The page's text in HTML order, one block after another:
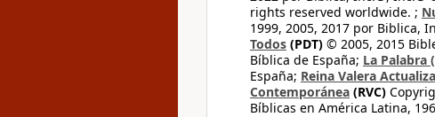
rights reserved worldwide. ;
1999, 2005, 2017 por Biblica,
Todos (PDT) © 2005, 2015
Bíblica de España; La Palabra
España; Reina Valera
Contemporánea (RVC)
Bíblicas en América Latina,